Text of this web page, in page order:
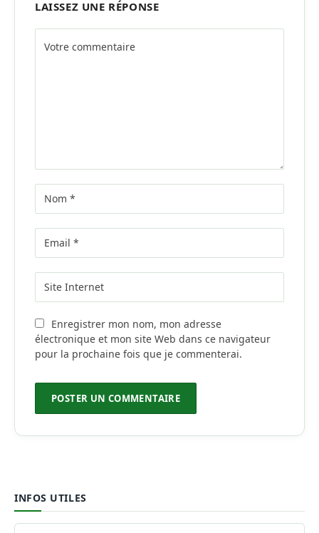
LAISSEZ UNE RÉPONSE
Enregistrer mon nom, mon adresse
électronique et mon site Web dans ce navigateur
pour la prochaine fois que je commenterai.
INFOS UTILES